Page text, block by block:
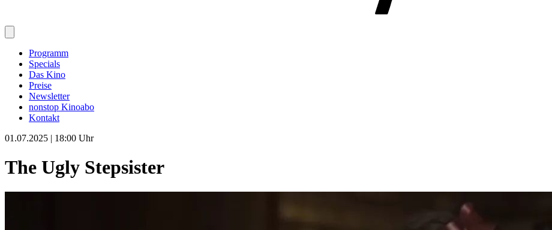
Programm
Specials
Das Kino
Preise
Newsletter
nonstop Kinoabo
Kontakt
01.07.2025 | 18:00 Uhr
The Ugly Stepsister